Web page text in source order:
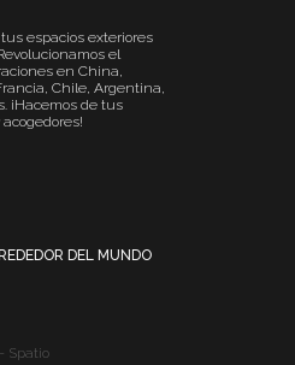
espacios exteriores
el
en China,
Chile, Argentina,
¡Hacemos de tus
DEL MUNDO
Spatio